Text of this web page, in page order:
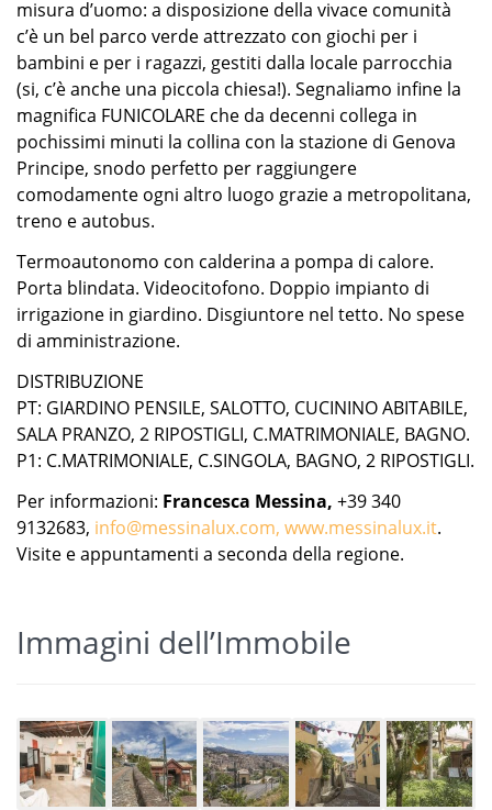
misura d’uomo: a disposizione della vivace comunità
c’è un bel parco verde attrezzato con giochi per i
bambini e per i ragazzi, gestiti dalla locale parrocchia
(si, c’è anche una piccola chiesa!). Segnaliamo infine la
magnifica FUNICOLARE che da decenni collega in
pochissimi minuti la collina con la stazione di Genova
Principe, snodo perfetto per raggiungere
comodamente ogni altro luogo grazie a metropolitana,
treno e autobus.
Termoautonomo con calderina a pompa di calore.
Porta blindata. Videocitofono. Doppio impianto di
irrigazione in giardino. Disgiuntore nel tetto. No spese
di amministrazione.
DISTRIBUZIONE
PT: GIARDINO PENSILE, SALOTTO, CUCININO ABITABILE,
SALA PRANZO, 2 RIPOSTIGLI, C.MATRIMONIALE, BAGNO.
P1: C.MATRIMONIALE, C.SINGOLA, BAGNO, 2 RIPOSTIGLI.
Per informazioni: Francesca Messina, +39 340
9132683, info@messinalux.com, www.messinalux.it.
Visite e appuntamenti a seconda della regione.
Immagini dell’Immobile